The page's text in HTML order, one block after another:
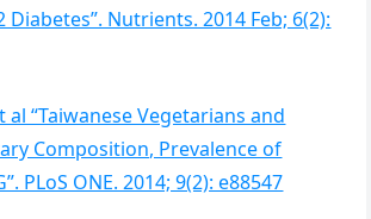
Diabetes”. Nutrients. 2014 Feb; 6(2):
al “Taiwanese Vegetarians and
Composition, Prevalence of
PLoS ONE. 2014; 9(2): e88547